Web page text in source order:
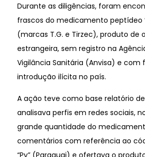
Durante as diligências, foram
frascos do medicamento peptídeo
(marcas T.G. e Tirzec), produto de
estrangeira, sem registro na
Vigilância Sanitária (Anvisa) e com
introdução ilícita no país.
A ação teve como base relatório
analisava perfis em redes sociais,
grande quantidade do
comentários com referência ao